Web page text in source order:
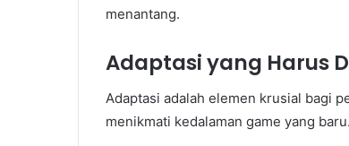
menantang.
Adaptasi yang Harus
Adaptasi adalah elemen krusial bagi
menikmati kedalaman game yang baru.